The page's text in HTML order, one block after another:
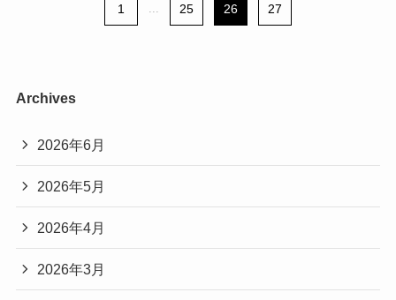
1 25 26 27
Archives
2026年6月
2026年5月
2026年4月
2026年3月